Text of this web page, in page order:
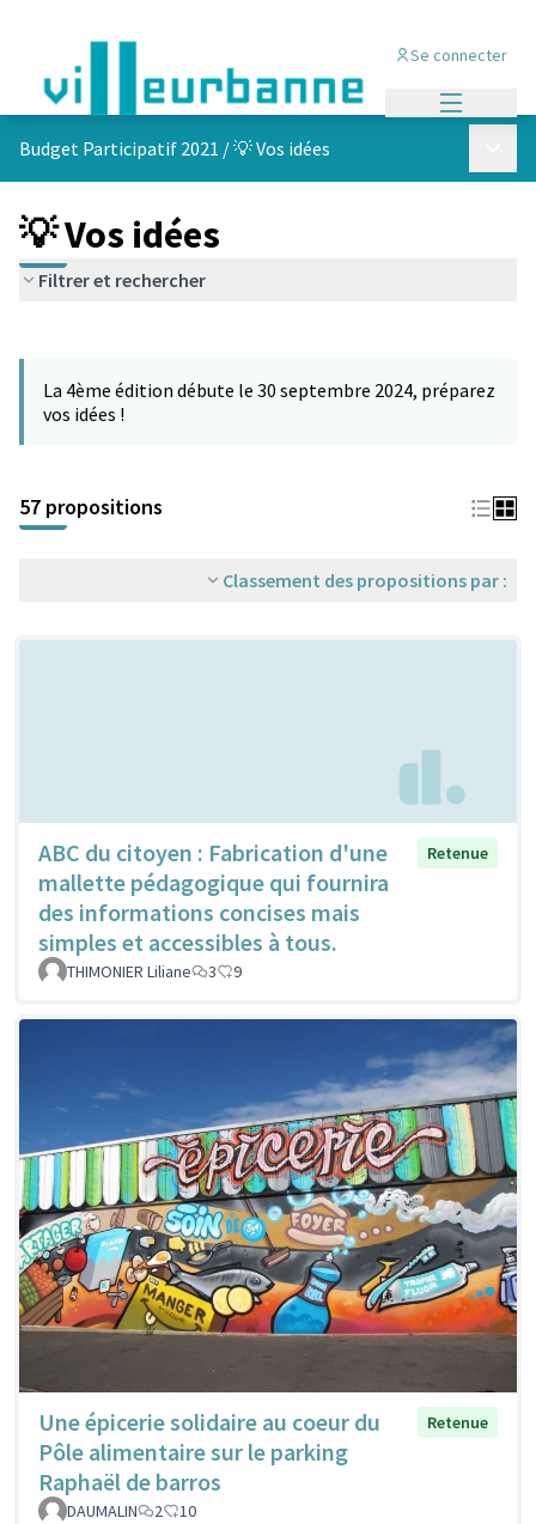
Se connecter
Budget Participatif 2021 /💡 Vos idées
💡 Vos idées
Filtrer et rechercher
La 4ème édition débute le 30 septembre 2024, préparez
vos idées !
57 propositions
Classement des propositions par :
ABC du citoyen : Fabrication d'une
mallette pédagogique qui fournira
des informations concises mais
simples et accessibles à tous.
Retenue
THIMONIER Liliane 3 9
Une épicerie solidaire au coeur du
Pôle alimentaire sur le parking
Raphaël de barros
Retenue
DAUMALIN 2 10